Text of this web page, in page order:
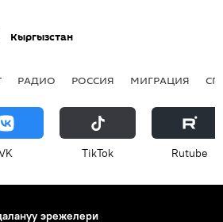
Кыргызстан
РАДИО РОССИЯ МИГРАЦИЯ
ТikТоk Rutube
эрежелери